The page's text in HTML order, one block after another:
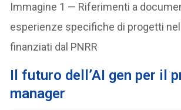
Immagine 1 — Riferimenti a
esperienze specifiche di progetti
finanziati dal PNRR
Il futuro dell’AI gen per il
manager